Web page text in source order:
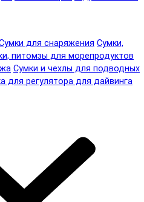
для снаряжения Сумки,
питомзы для морепродуктов
Сумки и чехлы для подводных
для регулятора для дайвинга